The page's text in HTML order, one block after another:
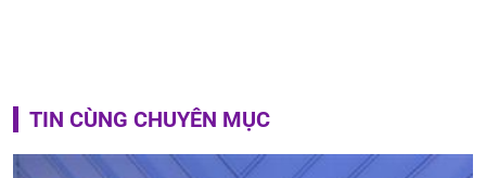
TIN CÙNG CHUYÊN MỤC